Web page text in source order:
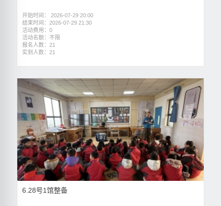
开始时间： 2026-07-29 20:00
结束时间：2026-07-29 21:30
活动费用：0
活动名额：不限
报名人数：21
实到人数：21
6.28号1馆整备